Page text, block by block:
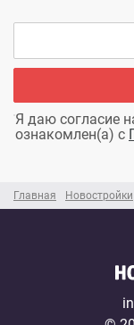
Главная Новостройки
Я даю согласие
ознакомлен(а) с